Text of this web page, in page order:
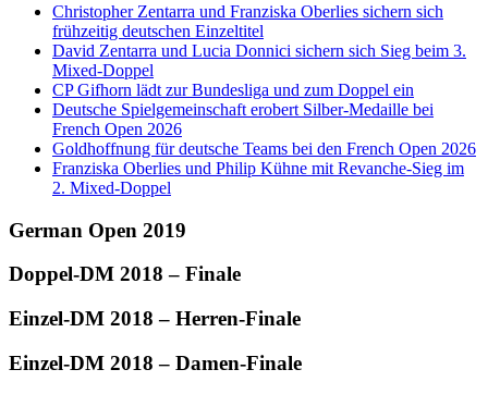
Christopher Zentarra und Franziska Oberlies sichern sich
frühzeitig deutschen Einzeltitel
David Zentarra und Lucia Donnici sichern sich Sieg beim 3.
Mixed-Doppel
CP Gifhorn lädt zur Bundesliga und zum Doppel ein
Deutsche Spielgemeinschaft erobert Silber-Medaille bei
French Open 2026
Goldhoffnung für deutsche Teams bei den French Open 2026
Franziska Oberlies und Philip Kühne mit Revanche-Sieg im
2. Mixed-Doppel
German Open 2019
Doppel-DM 2018 – Finale
Einzel-DM 2018 – Herren-Finale
Einzel-DM 2018 – Damen-Finale